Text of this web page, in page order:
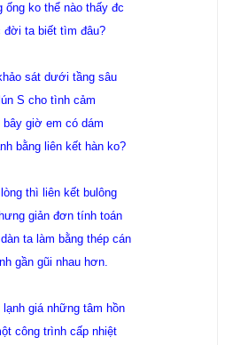
ống ko thể nào thấy đc
đời ta biết tìm đâu?
sát dưới tầng sâu
S cho tình cảm
giờ em có dám
bằng liên kết hàn ko?
thì liên kết bulông
giản đơn tính toán
ta làm bằng thép cán
gần gũi nhau hơn.
lạnh giá những tâm hồn
công trình cấp nhiệt